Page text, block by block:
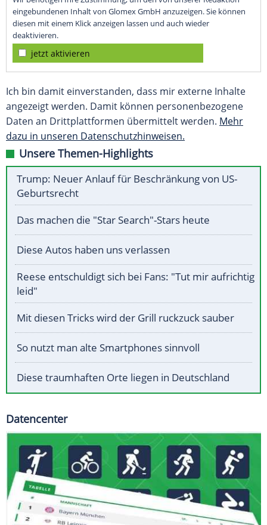
eingebundenen Inhalt von Glomex GmbH anzuzeigen. Sie können
diesen mit einem Klick anzeigen lassen und auch wieder
deaktivieren.
jetzt aktivieren
Ich bin damit einverstanden, dass mir externe Inhalte
angezeigt werden. Damit können personenbezogene
Daten an Drittplattformen übermittelt werden. Mehr
dazu in unseren Datenschutzhinweisen.
Unsere Themen-Highlights
Trump: Neuer Anlauf für Beschränkung von US-
Geburtsrecht
Das machen die "Star Search"-Stars heute
Diese Autos haben uns verlassen
Reese entschuldigt sich bei Fans: "Tut mir aufrichtig
leid"
Mit diesen Tricks wird der Grill ruckzuck sauber
So nutzt man alte Smartphones sinnvoll
Diese traumhaften Orte liegen in Deutschland
Datencenter